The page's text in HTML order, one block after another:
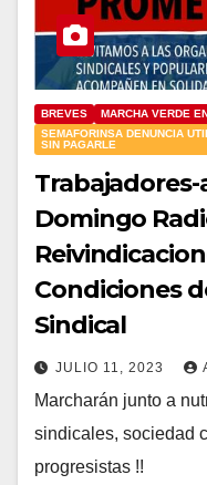
BREVES MARCHA VERDE
SEMAFORINSA DENUNCIA
SIN PAGARLE
Domingo
Condiciones
Sindical
JULIO 11, 2023
Marcharán junto a
sindicales, sociedad
progresistas !!